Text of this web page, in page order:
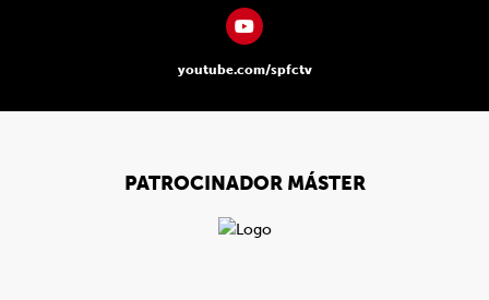
youtube.com/spfctv
PATROCINADOR MÁSTER